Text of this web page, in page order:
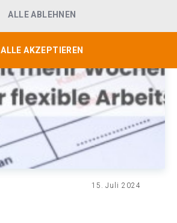
15. Juli 2024
ALLE ABLEHNEN
ALLE AKZEPTIEREN